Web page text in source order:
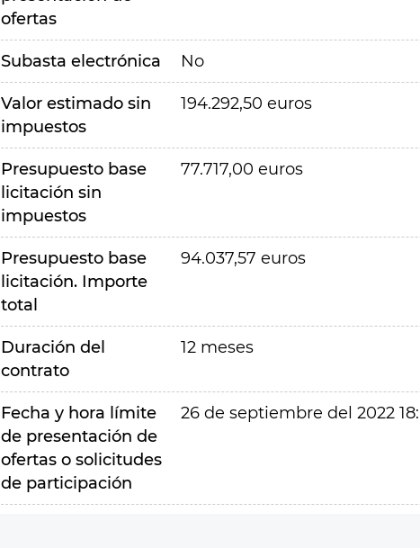
ofertas
Subasta electrónica No
Valor estimado sin
impuestos
194.292,50 euros
Presupuesto base
licitación sin
impuestos
77.717,00 euros
Presupuesto base
licitación. Importe
total
94.037,57 euros
Duración del
contrato
12 meses
Fecha y hora límite
de presentación de
ofertas o solicitudes
de participación
26 de septiembre del 2022